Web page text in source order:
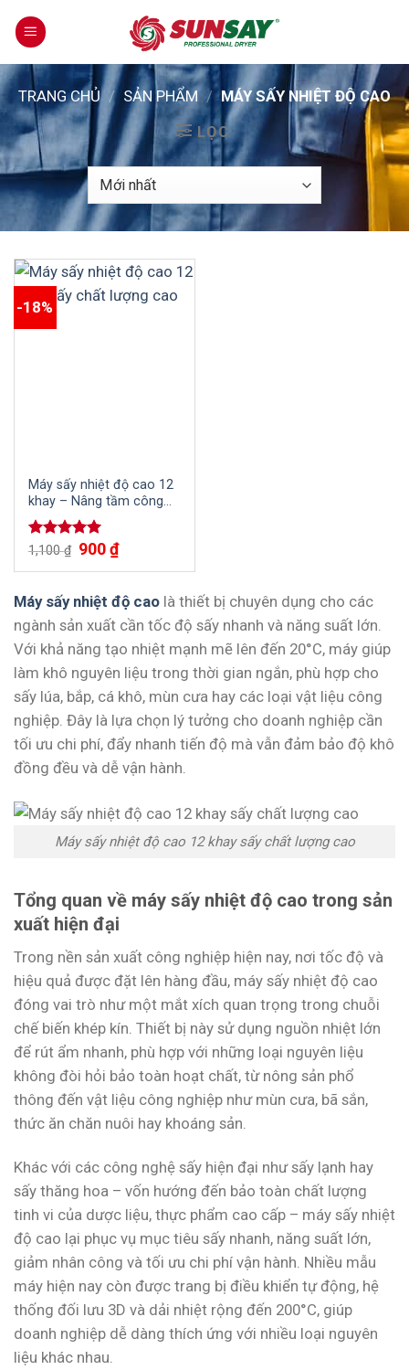
Skip
content
TRANG CHỦ / SẢN PHẨM / MÁY SẤY NHIỆT ĐỘ CAO
LỌC
-18%
Máy sấy nhiệt độ cao 12
khay – Nâng tầm công
nghệ, tiết kiệm đầu tư
Được xếp
1,100₫ 900₫
Máy sấy nhiệt độ cao là thiết bị chuyên dụng cho các
ngành sản xuất cần tốc độ sấy nhanh và năng suất lớn.
Với khả năng tạo nhiệt mạnh mẽ lên đến 20°C, máy giúp
làm khô nguyên liệu trong thời gian ngắn, phù hợp cho
sấy lúa, bắp, cá khô, mùn cưa hay các loại vật liệu công
nghiệp. Đây là lựa chọn lý tưởng cho doanh nghiệp cần
tối ưu chi phí, đẩy nhanh tiến độ mà vẫn đảm bảo độ khô
đồng đều và dễ vận hành.
Máy sấy nhiệt độ cao 12 khay sấy chất lượng cao
Tổng quan về máy sấy nhiệt độ cao trong sản
xuất hiện đại
Trong nền sản xuất công nghiệp hiện nay, nơi tốc độ và
hiệu quả được đặt lên hàng đầu, máy sấy nhiệt độ cao
đóng vai trò như một mắt xích quan trọng trong chuỗi
chế biến khép kín. Thiết bị này sử dụng nguồn nhiệt lớn
để rút ẩm nhanh, phù hợp với những loại nguyên liệu
không đòi hỏi bảo toàn hoạt chất, từ nông sản phổ
thông đến vật liệu công nghiệp như mùn cưa, bã sắn,
thức ăn chăn nuôi hay khoáng sản.
Khác với các công nghệ sấy hiện đại như sấy lạnh hay
sấy thăng hoa – vốn hướng đến bảo toàn chất lượng
tinh vi của dược liệu, thực phẩm cao cấp – máy sấy nhiệt
độ cao lại phục vụ mục tiêu sấy nhanh, năng suất lớn,
giảm nhân công và tối ưu chi phí vận hành. Nhiều mẫu
máy hiện nay còn được trang bị điều khiển tự động, hệ
thống đối lưu 3D và dải nhiệt rộng đến 200°C, giúp
doanh nghiệp dễ dàng thích ứng với nhiều loại nguyên
liệu khác nhau.